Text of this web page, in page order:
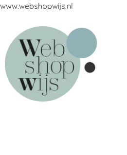
www.webshopwijs.nl